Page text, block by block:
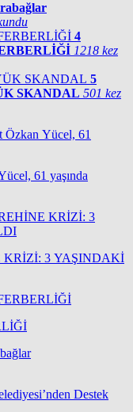
4
1218 kez
5
SKANDAL 501 kez
61 yaşında
KRİZİ: 3 YAŞINDAKİ
Destek